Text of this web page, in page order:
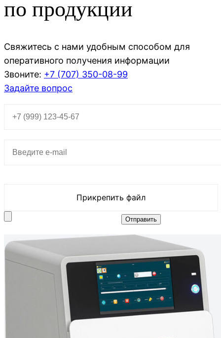
по продукции
Свяжитесь с нами удобным способом для
оперативного получения информации
Звоните: +7 (707) 350-08-99
Задайте вопрос
Прикрепить файл